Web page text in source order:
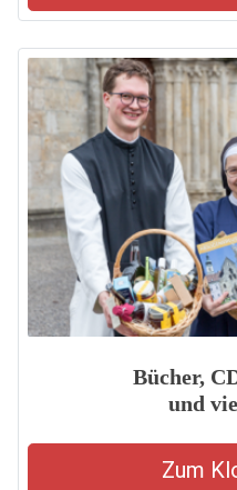
Bücher,
und
Zum